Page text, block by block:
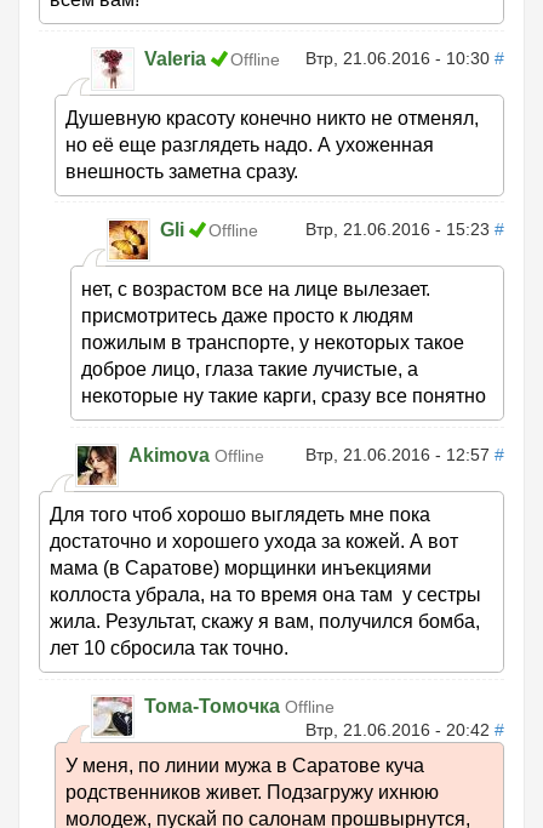
Valeria Offline Втр, 21.06.2016 - 10:30 #
Душевную красоту конечно никто не отменял,
но её еще разглядеть надо. А ухоженная
внешность заметна сразу.
Gli Offline Втр, 21.06.2016 - 15:23 #
нет, с возрастом все на лице вылезает.
присмотритесь даже просто к людям
пожилым в транспорте, у некоторых такое
доброе лицо, глаза такие лучистые, а
некоторые ну такие карги, сразу все понятно
Akimova Offline Втр, 21.06.2016 - 12:57 #
Для того чтоб хорошо выглядеть мне пока
достаточно и хорошего ухода за кожей. А вот
мама (в Саратове) морщинки инъекциями
коллоста убрала, на то время она там у сестры
жила. Результат, скажу я вам, получился бомба,
лет 10 сбросила так точно.
Тома-Томочка Offline
Втр, 21.06.2016 - 20:42 #
У меня, по линии мужа в Саратове куча
родственников живет. Подзагружу ихнюю
молодеж, пускай по салонам прошвырнутся,